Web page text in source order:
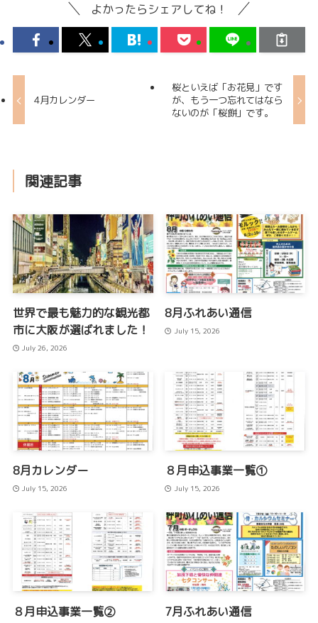
よかったらシェアしてね！
4月カレンダー
桜といえば「お花見」です
が、もう一つ忘れてはなら
ないのが「桜餅」です。
関連記事
世界で最も魅力的な観光都
市に大阪が選ばれました！
July 26, 2026
8月ふれあい通信
July 15, 2026
8月カレンダー
July 15, 2026
８月申込事業一覧①
July 15, 2026
８月申込事業一覧② 7月ふれあい通信